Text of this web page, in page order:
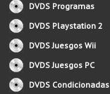
DVDS Programas
DVDS Playstation 2
DVDS Juesgos Wii
DVDS Juesgos PC
DVDS Condicionadas